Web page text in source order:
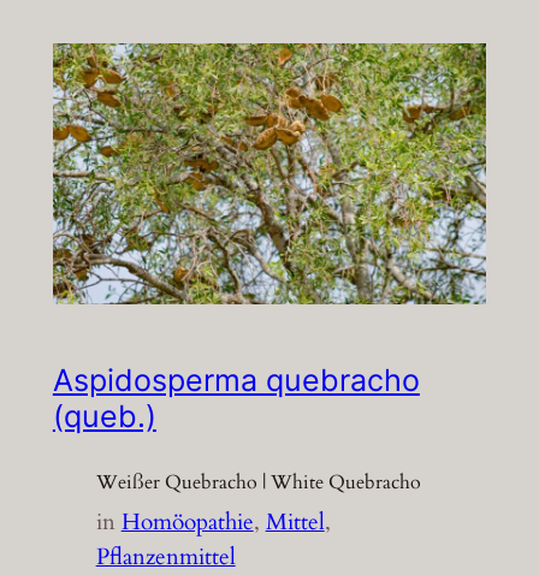
Aspidosperma quebracho
(queb.)
Weißer Quebracho | White Quebracho
inHomöopathie, Mittel
Pflanzenmittel